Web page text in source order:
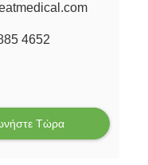
4652
Τώρα